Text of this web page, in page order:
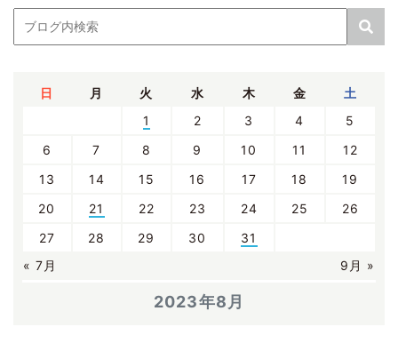
2023年8月
日 月 火 水 木 金 土
« 7月 9月 »
1 2 3 4
5
6
7 8 9 10 11
12
13
14 15 16 17 18
19
20
21 22 23 24 25
26
27
28 29 30 31